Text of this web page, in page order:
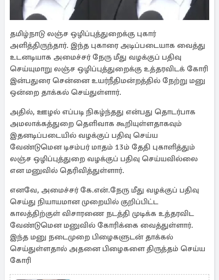
தமிழ்நாடு லஞ்ச ஒழிப்புத்துறைக்கு புகார்
அளித்திருந்தார். இந்த புகாரை அடிப்படையாக வைத்து
உடனடியாக அமைச்சர் நேரு மீது வழக்குப் பதிவு
செய்யுமாறு லஞ்ச ஒழிப்புத்துறைக்கு உத்தரவிடக் கோரி
இன்பதுரை சென்னை உயர்நீதிமன்றத்தில் நேற்று மனு
ஒன்றை தாக்கல் செய்துள்ளார்.
அதில், ஊழல் எப்படி நிகழ்ந்தது என்பது தொடர்பாக
அமலாக்கத்துறை தெளிவாக கூறியுள்ளதாகவும்
இதனடிப்படையில் வழக்குப் பதிவு செய்ய
வேண்டுமென டிசம்பர் மாதம் 13ம் தேதி புகாளித்தும்
லஞ்ச ஒழிப்புத்துறை வழக்குப் பதிவு செய்யவில்லை
என மனுவில் தெரிவித்துள்ளார்.
எனவே, அமைச்சர் கே.என்.நேரு மீது வழக்குப் பதிவு
செய்து நியாயமான முறையில் குறிப்பிட்ட
காலத்திற்குள் விசாரணை நடத்தி முடிக்க உத்தரவிட
வேண்டுமென மனுவில் கோரிக்கை வைத்துள்ளார்.
இந்த மனு நடைமுறை பிழைகளுடன் தாக்கல்
செய்துள்ளதால் அதனை பிழைகளை திருத்தம் செய்ய
கோரி